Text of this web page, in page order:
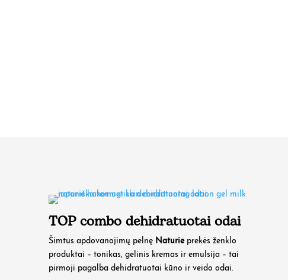
TOP combo dehidratuotai odai
Šimtus apdovanojimų pelnę Naturieprekės ženklo
produktai – tonikas, gelinis kremas ir emulsija – tai
pirmoji pagalba dehidratuotai kūno ir veido odai.